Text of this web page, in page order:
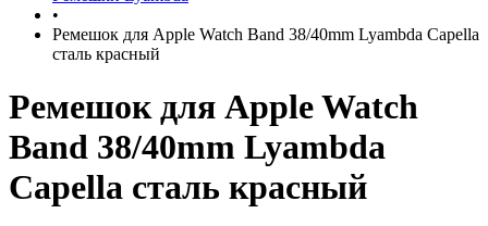
•
Ремешок для Apple Watch Band 38/40mm Lyambda Capella
сталь красный
Ремешок для Apple Watch
Band 38/40mm Lyambda
Capella сталь красный